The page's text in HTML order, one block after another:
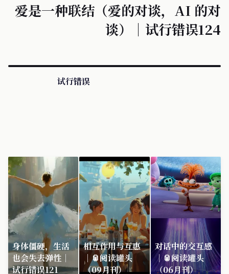
爱是一种联结（爱的对谈，AI 的对
谈）｜试行错误124
试行错误
身体僵硬，生活
也会失去弹性｜
试行错误121
相互作用与互惠
｜🥫阅读罐头
（09月刊）
对话中的交互感
｜🥫阅读罐头
（06月刊）